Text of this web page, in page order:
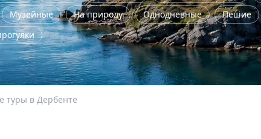
Музейные На природу Однодневные Пешие
туры в Дербенте